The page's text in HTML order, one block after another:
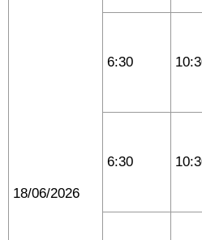
18/06/2026
6:30
6:30